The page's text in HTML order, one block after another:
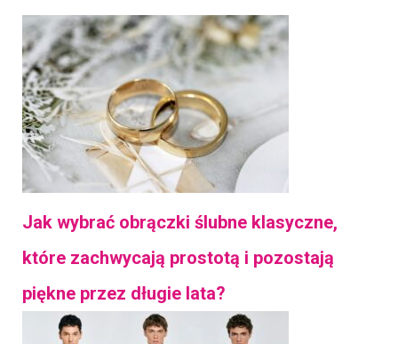
Jak wybrać obrączki ślubne klasyczne,
które zachwycają prostotą i pozostają
piękne przez długie lata?